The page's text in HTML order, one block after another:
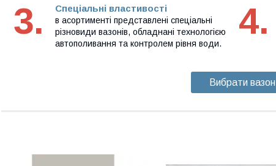
3. Спеціальні властивості
в асортименті представлені спеціальні
різновиди вазонів, обладнані технологією
автополивання та контролем рівня води.
4.
Вибрати вазон